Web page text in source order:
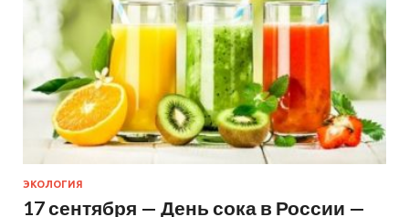
ЭКОЛОГИЯ
17 сентября — День сока в России —